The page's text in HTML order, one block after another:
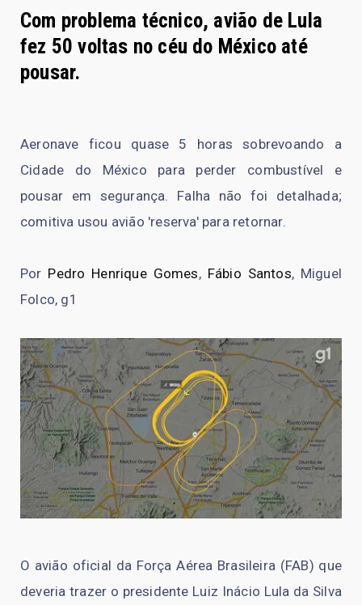
Com problema técnico, avião de Lula
fez 50 voltas no céu do México até
pousar.
Aeronave ficou quase 5 horas sobrevoando a
Cidade do México para perder combustível e
pousar em segurança. Falha não foi detalhada;
comitiva usou avião 'reserva' para retornar.
Por Pedro Henrique Gomes, Fábio Santos, Miguel
Folco, g1
O avião oficial da Força Aérea Brasileira (FAB) que
deveria trazer o presidente Luiz Inácio Lula da Silva